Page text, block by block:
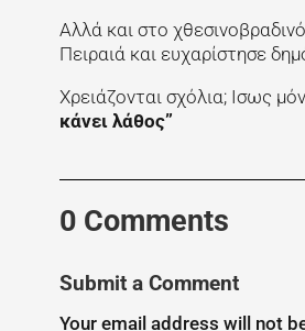
Αλλά και στο
Πειραιά και ευχαρίστησε
Χρειάζονται σχόλια; Ισως
κάνει λάθος”
0 Comments
Submit a Comment
Your email address will not